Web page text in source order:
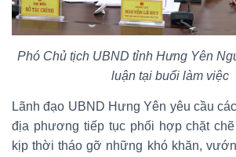
Phó Chủ tịch UBND tỉnh Hưng Yên
luận tại buổi làm việc
Lãnh đạo UBND Hưng Yên yêu cầu
địa phương tiếp tục phối hợp chặt
kịp thời tháo gỡ những khó khăn,